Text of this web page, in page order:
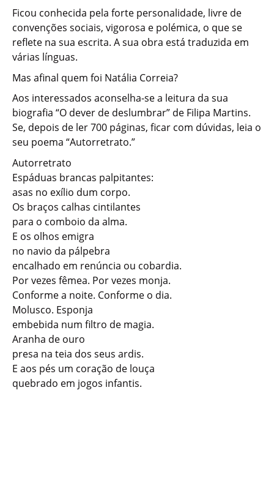
Ficou conhecida pela forte personalidade, livre de
convenções sociais, vigorosa e polémica, o que se
reflete na sua escrita. A sua obra está traduzida em
várias línguas.
Mas afinal quem foi Natália Correia?
Aos interessados aconselha-se a leitura da sua
biografia “O dever de deslumbrar” de Filipa Martins.
Se, depois de ler 700 páginas, ficar com dúvidas, leia o
seu poema “Autorretrato.”
Autorretrato
Espáduas brancas palpitantes:
asas no exílio dum corpo.
Os braços calhas cintilantes
para o comboio da alma.
E os olhos emigra
no navio da pálpebra
encalhado em renúncia ou cobardia.
Por vezes fêmea. Por vezes monja.
Conforme a noite. Conforme o dia.
Molusco. Esponja
embebida num filtro de magia.
Aranha de ouro
presa na teia dos seus ardis.
E aos pés um coração de louça
quebrado em jogos infantis.